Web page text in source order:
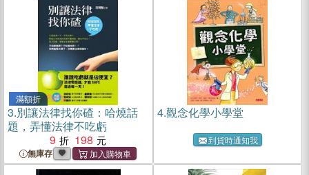
滿額折
3.別讓法律找你碴：哈燒話
題，弄懂法律不吃虧
9
198
無庫存
4.觀念化學小學堂
到貨時通知我